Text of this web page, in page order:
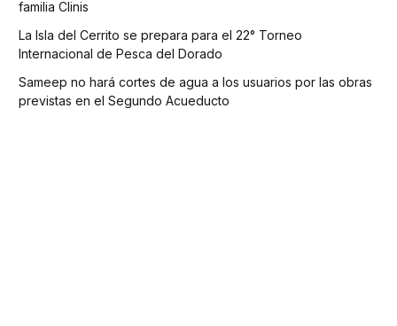
familia Clinis
La Isla del Cerrito se prepara para el 22° Torneo
Internacional de Pesca del Dorado
Sameep no hará cortes de agua a los usuarios por las obras
previstas en el Segundo Acueducto